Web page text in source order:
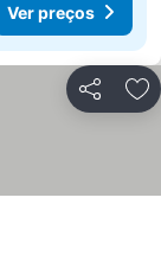
Ver preços
Partilhar